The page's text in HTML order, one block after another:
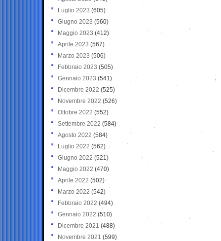
Luglio 2023 (605)
Giugno 2023 (560)
Maggio 2023 (412)
Aprile 2023 (567)
Marzo 2023 (506)
Febbraio 2023 (505)
Gennaio 2023 (541)
Dicembre 2022 (525)
Novembre 2022 (526)
Ottobre 2022 (552)
Settembre 2022 (584)
Agosto 2022 (584)
Luglio 2022 (562)
Giugno 2022 (521)
Maggio 2022 (470)
Aprile 2022 (502)
Marzo 2022 (542)
Febbraio 2022 (494)
Gennaio 2022 (510)
Dicembre 2021 (488)
Novembre 2021 (599)